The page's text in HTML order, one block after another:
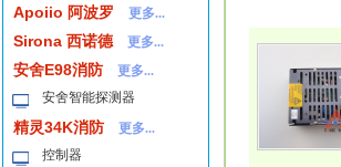
Apoiio 阿波罗 更多...
Sirona 西诺德 更多...
安舍E98消防
更多...
安舍智能探测器
精灵34K消防
更多...
控制器